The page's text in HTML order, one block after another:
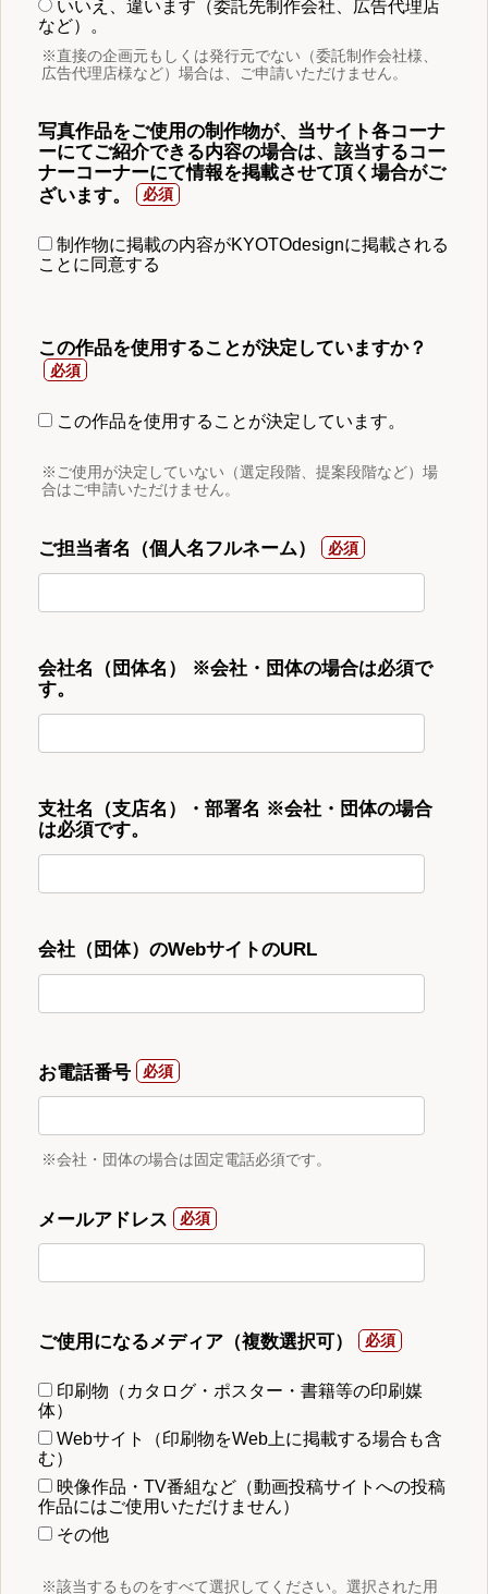
いいえ、違います（委託先制作会社、広告代理店
など）。
※直接の企画元もしくは発行元でない（委託制作会社様、
広告代理店様など）場合は、ご申請いただけません。
写真作品をご使用の制作物が、当サイト各コーナ
ーにてご紹介できる内容の場合は、該当するコー
ナーコーナーにて情報を掲載させて頂く場合がご
ざいます。
制作物に掲載の内容がKYOTOdesignに掲載される
ことに同意する
この作品を使用することが決定していますか？
この作品を使用することが決定しています。
※ご使用が決定していない（選定段階、提案段階など）場
合はご申請いただけません。
ご担当者名（個人名フルネーム）
会社名（団体名） ※会社・団体の場合は必須で
す。
支社名（支店名）・部署名 ※会社・団体の場合
は必須です。
会社（団体）のWebサイトのURL
お電話番号
※会社・団体の場合は固定電話必須です。
メールアドレス
ご使用になるメディア（複数選択可）
印刷物（カタログ・ポスター・書籍等の印刷媒
体）
Webサイト（印刷物をWeb上に掲載する場合も含
む）
映像作品・TV番組など（動画投稿サイトへの投稿
作品にはご使用いただけません）
その他
※該当するものをすべて選択してください。選択された用